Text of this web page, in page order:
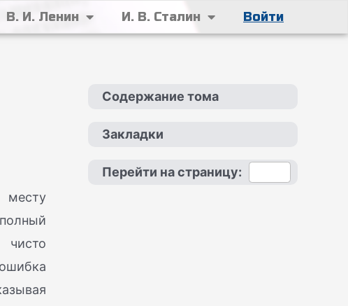
В. И. Ленин И. В. Сталин Войти
месту
Содержание тома
Закладки
Перейти на страницу: